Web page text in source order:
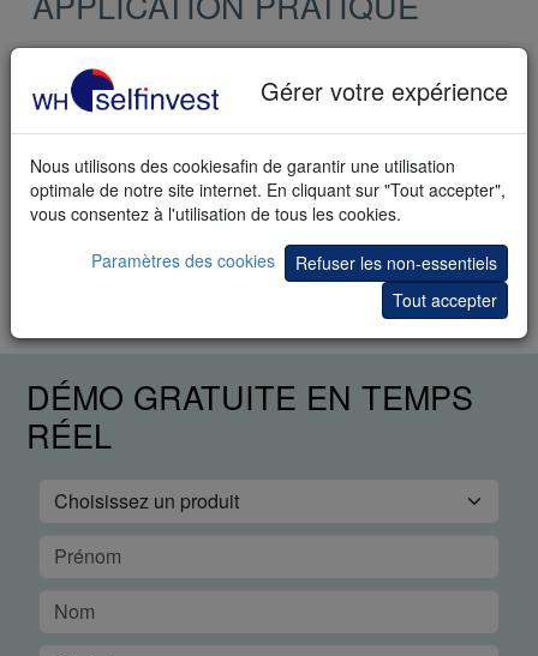
Si vous n'êtes pas encore familiarisé avec la plateforme
NanoTrader Full, consultez cette page de
démarrage rapide
Sélectionnez la stratégie dans le répertoire de WHS Store.
Activez TradeGuard + AutoOrder pour automatiser l’objectif
Cliquez ici pour acheter la stratégie Pullback Scalper dans
Gérer votre expérience
Nous utilisons des cookiesafin de garantir une utilisation
optimale de notre site internet. En cliquant sur "Tout accepter",
vous consentez à l'utilisation de tous les cookies.
Paramètres des cookies
Refuser les non-essentiels
Tout accepter
DÉMO GRATUITE EN TEMPS
RÉEL